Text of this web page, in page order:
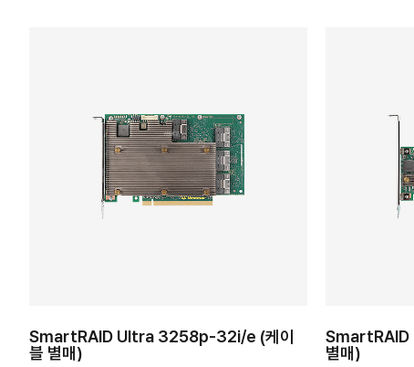
SmartRAID Ultra 3258p-32i/e (케이
블 별매)
별매)